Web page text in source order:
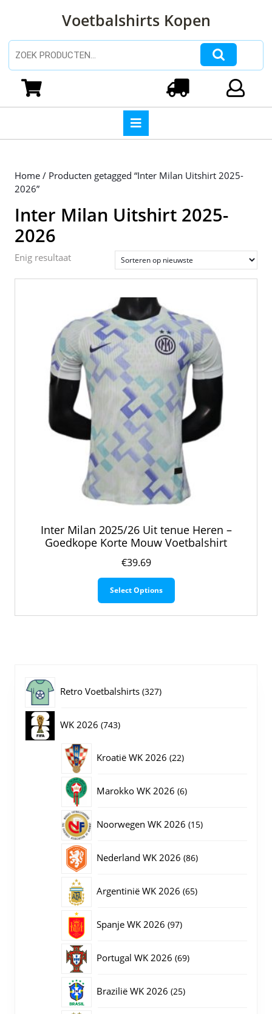
inhoud
Voetbalshirts Kopen
Zoeken naar:
Home / Producten getagged “Inter Milan Uitshirt 2025-
2026”
Inter Milan Uitshirt 2025-
2026
Enig resultaat
Inter Milan 2025/26 Uit tenue Heren –
Goedkope Korte Mouw Voetbalshirt
€39.69
Select Options
Dit
Retro Voetbalshirts 327327
WK 2026 743743
Kroatië WK 2026 2222
Marokko WK 2026 66
Noorwegen WK 2026 1515
Nederland WK 2026 8686
Argentinië WK 2026 6565
Spanje WK 2026 9797
Portugal WK 2026 6969
Brazilië WK 2026 2525